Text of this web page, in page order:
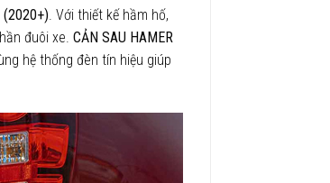
(2020+). Với thiết kế hầm hố,
đuôi xe. CẢN SAU HAMER
hệ thống đèn tín hiệu giúp